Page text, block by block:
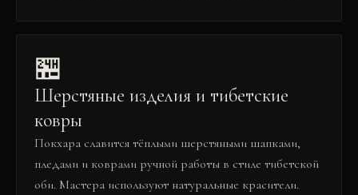
🏪
Шерстяные изделия и тибетские
ковры
Покхара славится тёплыми шерстяными шапками,
пледами и коврами ручной работы в стиле тибетской
оби. Мастера используют натуральные красители.